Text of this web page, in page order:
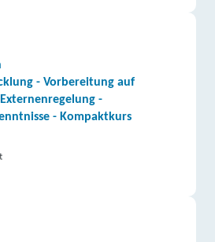
- Vorbereitung auf
-
- Kompaktkurs